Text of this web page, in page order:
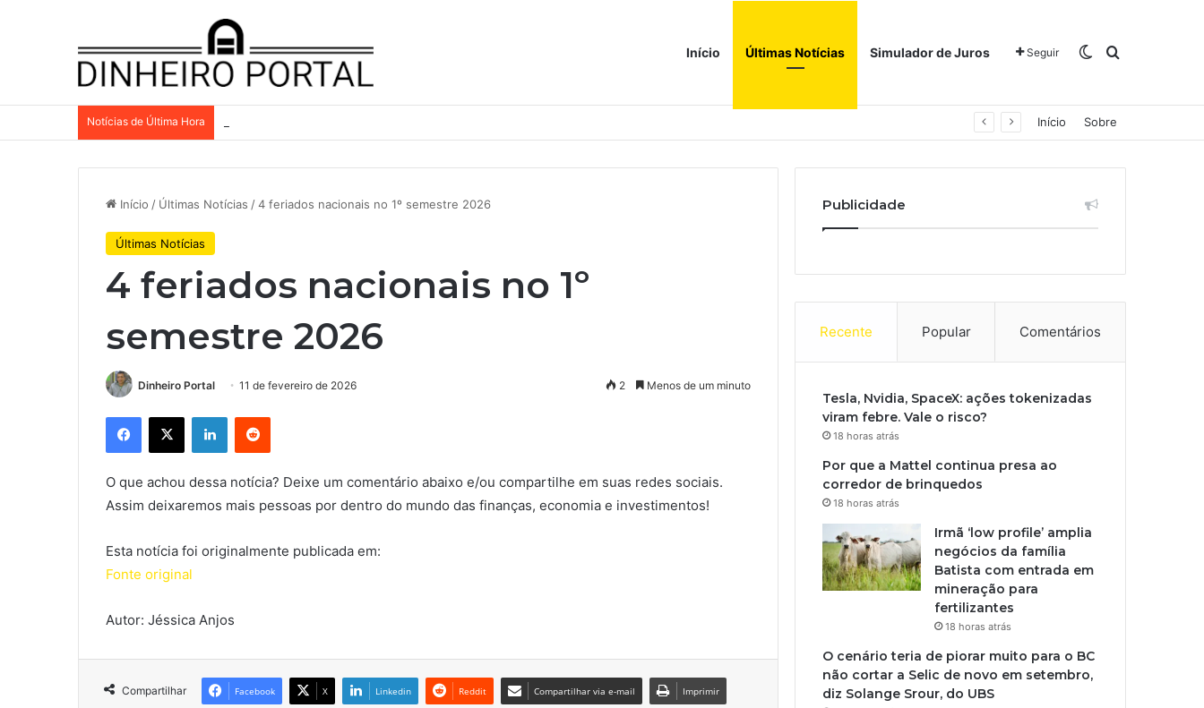
Início Últimas Notícias Simulador de Juros Seguir Switch skin
Procurar por
Notícias de Última Hora Início Sobre
Início / Últimas Notícias /4 feriados nacionais no 1º semestre 2026
Últimas Notícias
4 feriados nacionais no 1º
semestre 2026
Dinheiro Portal 11 de fevereiro de 2026 2 Menos de um minuto
Facebook
X LinkedinReddit
O que achou dessa notícia? Deixe um comentário abaixo e/ou compartilhe em suas redes sociais.
Assim deixaremos mais pessoas por dentro do mundo das finanças, economia e investimentos!
Esta notícia foi originalmente publicada em:
Fonte original
Autor: Jéssica Anjos
Compartilhar Facebook X Linkedin Reddit Compartilhar via e-mail Imprimir
Publicidade
Recente Popular Comentários
Tesla, Nvidia, SpaceX: ações tokenizadas
viram febre. Vale o risco?
18 horas atrás
Por que a Mattel continua presa ao
corredor de brinquedos
18 horas atrás
Irmã ‘low profile’ amplia
negócios da família
Batista com entrada em
mineração para
fertilizantes
18 horas atrás
O cenário teria de piorar muito para o BC
não cortar a Selic de novo em setembro,
diz Solange Srour, do UBS